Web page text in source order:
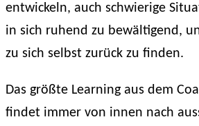
entwickeln, auch schwierige
in sich ruhend zu bewältigend,
zu sich selbst zurück zu finden.
Das größte Learning aus dem
findet immer von innen nach